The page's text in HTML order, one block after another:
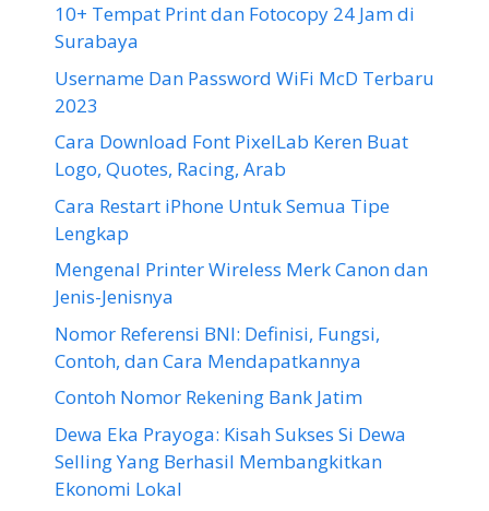
10+ Tempat Print dan Fotocopy 24 Jam di
Surabaya
Username Dan Password WiFi McD Terbaru
2023
Cara Download Font PixelLab Keren Buat
Logo, Quotes, Racing, Arab
Cara Restart iPhone Untuk Semua Tipe
Lengkap
Mengenal Printer Wireless Merk Canon dan
Jenis-Jenisnya
Nomor Referensi BNI: Definisi, Fungsi,
Contoh, dan Cara Mendapatkannya
Contoh Nomor Rekening Bank Jatim
Dewa Eka Prayoga: Kisah Sukses Si Dewa
Selling Yang Berhasil Membangkitkan
Ekonomi Lokal